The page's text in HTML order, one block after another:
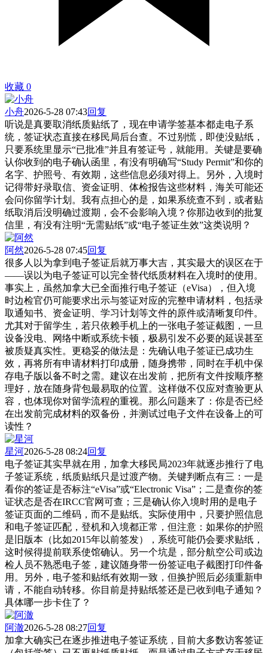
收藏 0
小舟2026-5-28 07:43回复
听说是真要取消纸质贴纸了，现在申请学签基本都走电子系
统，签证状态直接在移民局后台查。不过别慌，即使没贴纸，
只要系统里显示“已批准”并且有签证号，就能用。关键是要确
认你收到的电子确认函里，有没有明确写“Study Permit”和你的
名字、护照号、有效期，这些信息必须对得上。另外，入境时
记得带好录取信、资金证明、体检报告这些材料，海关可能还
会问你留学计划。我有点担心的是，如果系统查不到，或者贴
纸取消后没明确过渡期，会不会影响入境？你那边收到的批复
信里，有没有注明“无需贴纸”或“电子签证生效”这类说明？
阿然2026-5-28 07:45回复
很多人以为拿到电子签证后就万事大吉，其实最大的误区在于
——误以为电子签证可以完全替代纸质材料在入境时的使用。
事实上，虽然加拿大已全面推行电子签证（eVisa），但入境
时边检官仍可能要求出示与签证对应的完整申请材料，包括录
取通知书、资金证明、学习计划等文件的原件或清晰复印件。
尤其对于留学生，若只依赖手机上的一张电子签证截图，一旦
设备没电、网络中断或系统卡顿，极易引发不必要的延误甚至
被质疑真实性。更稳妥的做法是：先确认电子签证已成功生
效，再将所有申请材料打印成册，随身携带，同时在手机中保
存电子版以备不时之需。建议在出发前，把所有文件按顺序整
理好，放在随身背包最易取的位置。这样做不仅应对查验更从
容，也体现你对留学流程的重视。那么问题来了：你是否已经
在出发前完成材料的双备份，并测试过电子文件在设备上的可
读性？
星河2026-5-28 08:24回复
电子签证其实早就在用，加拿大移民局2023年就逐步推行了电
子签证系统，纸质贴纸只是过渡产物。关键判断点有三：一是
看你的签证是否标注“eVisa”或“Electronic Visa”；二是查你的签
证状态是否在IRCC官网可查；三是确认你入境时用的是电子
签证页面的二维码，而不是贴纸。实际使用中，只要护照信息
和电子签证匹配，登机和入境都正常，但注意：如果你的护照
是旧版本（比如2015年以前签发），系统可能仍会要求贴纸，
这时候得提前联系使馆确认。另一个坑是，部分航空公司或边
检人员不熟悉电子签，建议随身带一份签证电子截图打印件备
用。另外，电子签和贴纸有效期一致，但换护照后必须重新申
请，不能自动转移。你目前是持贴纸签还是已收到电子通知？
具体哪一步卡住了？
阿澈2026-5-28 08:27回复
加拿大确实已在逐步推进电子签证系统，目前大多数访客签证